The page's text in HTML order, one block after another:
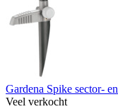
Gardena Spike sector-
Veel verkocht